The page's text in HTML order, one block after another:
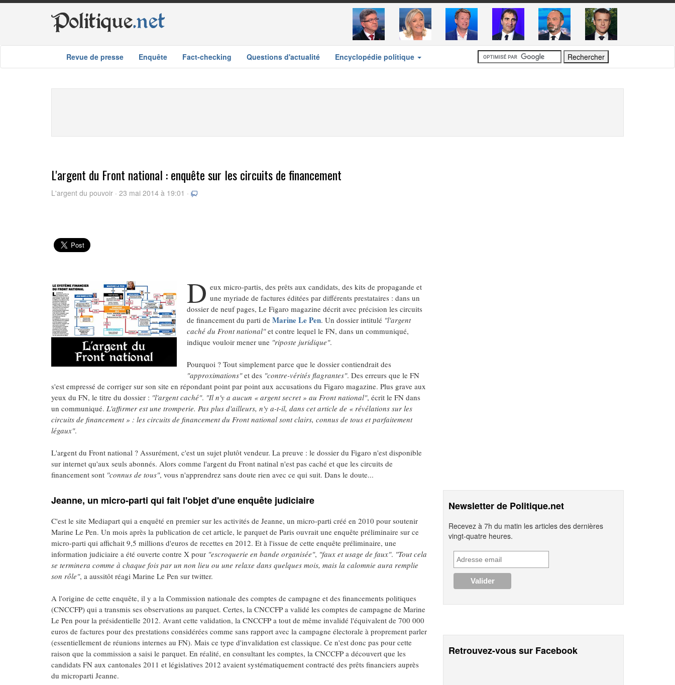
Politique.net
Revue de presse Enquête Fact-checking Questions d'actualité Encyclopédie politique
L'argent du Front national : enquête sur les circuits de financement
L'argent du pouvoir · 23 mai 2014 à 19:01 ·
D eux micro-partis, des prêts aux candidats, des kits de propagande et
une myriade de factures éditées par différents prestataires : dans un
dossier de neuf pages, Le Figaro magazine décrit avec précision les circuits
de financement du parti de Marine Le Pen. Un dossier intitulé "l'argent
caché du Front national"et contre lequel le FN, dans un communiqué,
indique vouloir mener une "riposte juridique".
Pourquoi ? Tout simplement parce que le dossier contiendrait des
"approximations"et des "contre-vérités flagrantes". Des erreurs que le FN
s'est empressé de corriger sur son site en répondant point par point aux accusations du Figaro magazine. Plus grave aux
yeux du FN, le titre du dossier : "l'argent caché". "Il n'y a aucun « argent secret » au Front national", écrit le FN dans
un communiqué. L'affirmer est une tromperie. Pas plus d'ailleurs, n'y a-t-il, dans cet article de « révélations sur les
circuits de financement » : les circuits de financement du Front national sont clairs, connus de tous et parfaitement
légaux".
L'argent du Front national ? Assurément, c'est un sujet plutôt vendeur. La preuve : le dossier du Figaro n'est disponible
sur internet qu'aux seuls abonnés. Alors comme l'argent du Front natinal n'est pas caché et que les circuits de
financement sont "connus de tous", vous n'apprendrez sans doute rien avec ce qui suit. Dans le doute...
Jeanne, un micro-parti qui fait l'objet d'une enquête judiciaire
C'est le site Mediapart qui a enquêté en premier sur les activités de Jeanne, un micro-parti créé en 2010 pour soutenir
Marine Le Pen. Un mois après la publication de cet article, le parquet de Paris ouvrait une enquête préliminaire sur ce
micro-parti qui affichait 9,5 millions d'euros de recettes en 2012. Et à l'issue de cette enquête préliminaire, une
information judiciaire a été ouverte contre X pour "escroquerie en bande organisée", "faux et usage de faux". "Tout cela
se terminera comme à chaque fois par un non lieu ou une relaxe dans quelques mois, mais la calomnie aura remplie
son rôle", a aussitôt réagi Marine Le Pen sur twitter.
A l'origine de cette enquête, il y a la Commission nationale des comptes de campagne et des financements politiques
(CNCCFP) qui a transmis ses observations au parquet. Certes, la CNCCFP a validé les comptes de campagne de Marine
Le Pen pour la présidentielle 2012. Avant cette validation, la CNCCFP a tout de même invalidé l'équivalent de 700 000
euros de factures pour des prestations considérées comme sans rapport avec la campagne électorale à proprement parler
(essentiellement de réunions internes au FN). Mais ce type d'invalidation est classique. Ce n'est donc pas pour cette
raison que la commission a saisi le parquet. En réalité, en consultant les comptes, la CNCCFP a découvert que les
candidats FN aux cantonales 2011 et législatives 2012 avaient systématiquement contracté des prêts financiers auprès
du microparti Jeanne.
Newsletter de Politique.net
Recevez à 7h du matin les articles des dernières
vingt-quatre heures.
Retrouvez-vous sur Facebook